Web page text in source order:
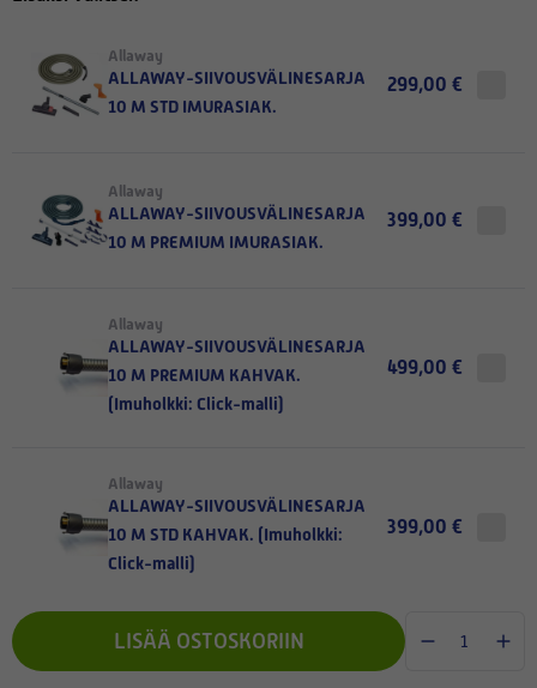
Allaway
ALLAWAY-SIIVOUSVÄLINESARJA
10 M STD IMURASIAK.
299,00 €
Allaway
ALLAWAY-SIIVOUSVÄLINESARJA
10 M PREMIUM IMURASIAK.
399,00 €
Allaway
ALLAWAY-SIIVOUSVÄLINESARJA
10 M PREMIUM KAHVAK.
(Imuholkki: Click-malli)
499,00 €
Allaway
ALLAWAY-SIIVOUSVÄLINESARJA
10 M STD KAHVAK. (Imuholkki:
Click-malli)
399,00 €
LISÄÄ OSTOSKORIIN